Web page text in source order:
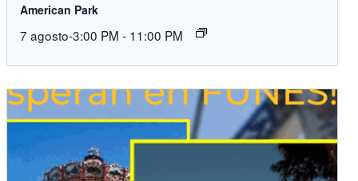
American Park
7 agosto-3:00 PM - 11:00 PM